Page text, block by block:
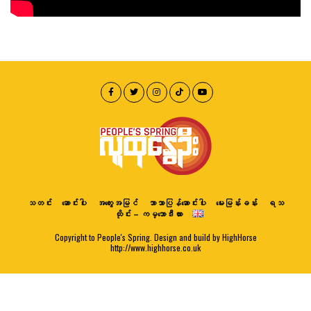
သတင်း ဆောင်းပါး အတွေးအမြင် ဘာသာပြန်ဆောင်းပါး မေးမြန်းခန်း
ရသ
ထိုင်း – ကမ္ဘောဒီးယား
Copyright to People's Spring. Design and build by HighHorse
http://www.highhorse.co.uk